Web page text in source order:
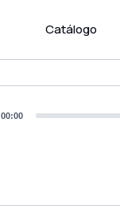
Catálogo
00:00